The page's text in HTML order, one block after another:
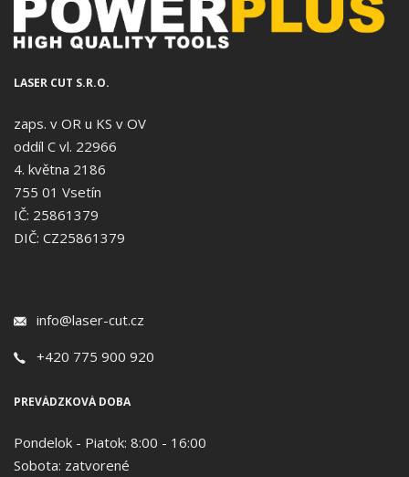
LASER CUT S.R.O.
zaps. v OR u KS v OV
oddíl C vl. 22966
4. května 2186
755 01 Vsetín
IČ: 25861379
DIČ: CZ25861379
info@laser-cut.cz
+420 775 900 920
PREVÁDZKOVÁ DOBA
Pondelok - Piatok: 8:00 - 16:00
Sobota: zatvorené